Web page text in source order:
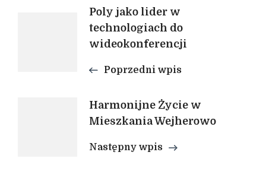
Nawigacja
wpisu
Poly jako lider w
technologiach do
wideokonferencji
Poprzedni wpis
Harmonijne Życie w
Mieszkania Wejherowo
Następny wpis